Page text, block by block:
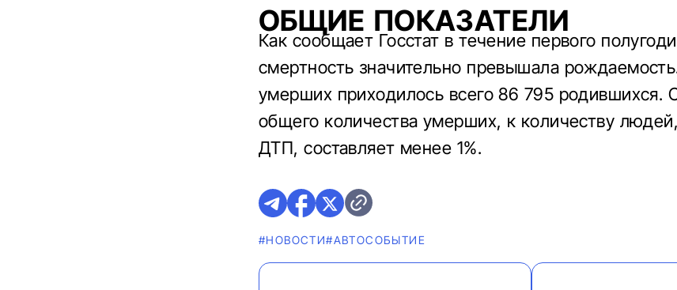
ОБЩИЕ ПОКАЗАТЕЛИ
Как сообщает Госстат в течение первого
смертность значительно превышала
умерших приходилось всего 86 795 родившихся.
общего количества умерших, к количеству
ДТП, составляет менее 1%.
#НОВОСТИ#АВТОСОБЫТИЕ